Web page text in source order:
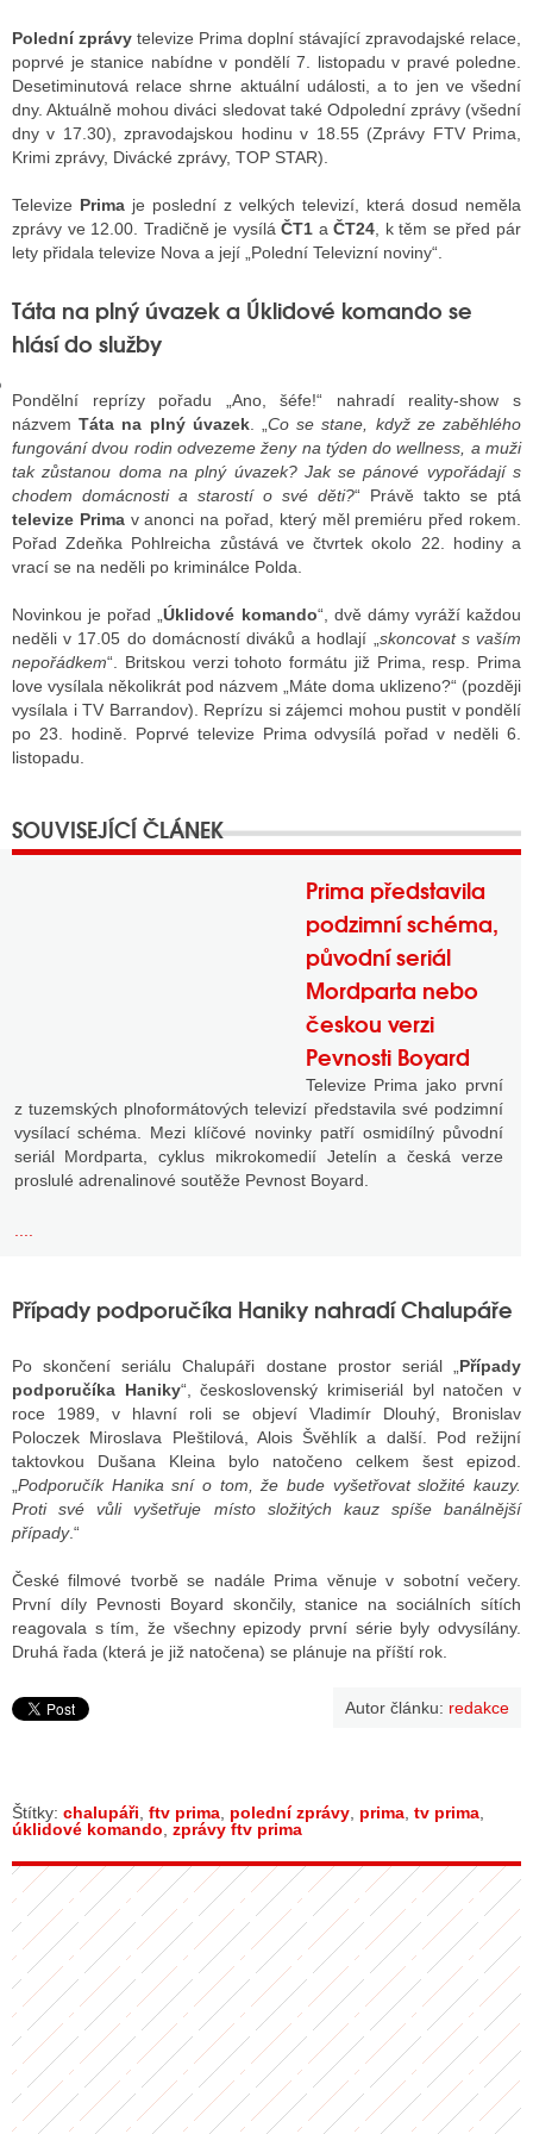
STÁT BLOGEREM
DISKUTÉRA NA RADIOTV
STARŠÍCH DISKUZÍ
Polední zprávy televize Prima doplní stávající zpravodajské relace,
poprvé je stanice nabídne v pondělí 7. listopadu v pravé poledne.
Desetiminutová relace shrne aktuální události, a to jen ve všední
dny. Aktuálně mohou diváci sledovat také Odpolední zprávy (všední
dny v 17.30), zpravodajskou hodinu v 18.55 (Zprávy FTV Prima,
Krimi zprávy, Divácké zprávy, TOP STAR).
Televize Prima je poslední z velkých televizí, která dosud neměla
zprávy ve 12.00. Tradičně je vysíláČT1 aČT24, k těm se před pár
lety přidala televize Nova a její „Polední Televizní noviny“.
Táta na plný úvazek a Úklidové komando se
hlásí do služby
Pondělní reprízy pořadu „Ano, šéfe!“ nahradí reality-show s
názvem Táta na plný úvazek. „Co se stane, když ze zaběhlého
fungování dvou rodin odvezeme ženy na týden do wellness, a muži
tak zůstanou doma na plný úvazek? Jak se pánové vypořádají s
chodem domácnosti a starostí o své děti?“ Právě takto se ptá
televize Primav anonci na pořad, který měl premiéru před rokem.
Pořad Zdeňka Pohlreicha zůstává ve čtvrtek okolo 22. hodiny a
vrací se na neděli po kriminálce Polda.
Novinkou je pořad „Úklidové komando“, dvě dámy vyráží každou
neděli v 17.05 do domácností diváků a hodlají „skoncovat s vaším
nepořádkem“. Britskou verzi tohoto formátu již Prima, resp. Prima
love vysílala několikrát pod názvem „Máte doma uklizeno?“ (později
vysílala i TV Barrandov). Reprízu si zájemci mohou pustit v pondělí
po 23. hodině. Poprvé televize Prima odvysílá pořad v neděli 6.
listopadu.
Prima představila
podzimní schéma,
původní seriál
Mordparta nebo
českou verzi
Pevnosti Boyard
Televize Prima jako první
z tuzemských plnoformátových televizí představila své podzimní
vysílací schéma. Mezi klíčové novinky patří osmidílný původní
seriál Mordparta, cyklus mikrokomedií Jetelín a česká verze
proslulé adrenalinové soutěže Pevnost Boyard.
....
Případy podporučíka Haniky nahradí Chalupáře
Po skončení seriálu Chalupáři dostane prostor seriál „Případy
podporučíka Haniky“, československý krimiseriál byl natočen v
roce 1989, v hlavní roli se objeví Vladimír Dlouhý, Bronislav
Poloczek Miroslava Pleštilová, Alois Švěhlík a další. Pod režijní
taktovkou Dušana Kleina bylo natočeno celkem šest epizod.
„Podporučík Hanika sní o tom, že bude vyšetřovat složité kauzy.
Proti své vůli vyšetřuje místo složitých kauz spíše banálnější
případy.“
České filmové tvorbě se nadále Prima věnuje v sobotní večery.
První díly Pevnosti Boyard skončily, stanice na sociálních sítích
reagovala s tím, že všechny epizody první série byly odvysílány.
Druhá řada (která je již natočena) se plánuje na příští rok.
Autor článku: redakce
Štítky: chalupáři, ftv prima, polední zprávy, prima, tv prima,
úklidové komando, zprávy ftv prima